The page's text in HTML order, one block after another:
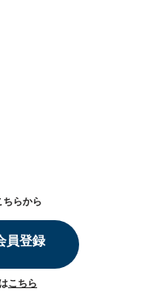
ちらから
員登録
こちら